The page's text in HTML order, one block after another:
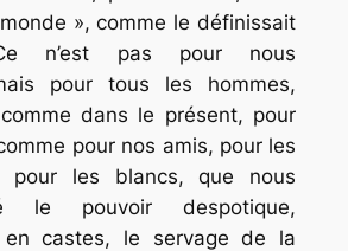
», comme le définissait
n’est pas pour nous
pour tous les hommes,
dans le présent, pour
pour nos amis, pour les
pour les blancs, que nous
le pouvoir despotique,
en castes, le servage de la